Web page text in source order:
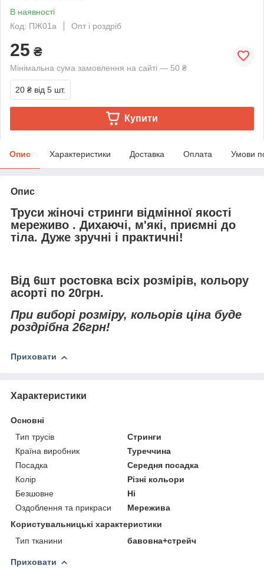
В наявності
Код: ПЖ01а
Опт і роздріб
25 ₴
Мінімальна сума замовлення на сайті — 50 ₴
20 ₴ від 5 шт.
Купити
Опис Характеристики Доставка Оплата Умови
Опис
Труси жіночі стринги відмінної якості
мереживо . Дихаючі, м'які, приємні до
тіла. Дуже зручні і практичні!
Від 6шт ростовка всіх розмірів, кольору
асорті по 20грн.
При виборі розміру, кольорів ціна буде
роздрібна 26грн!
Приховати
Характеристики
Основні
Тип трусів
Стринги
Країна виробник
Туреччина
Посадка
Середня посадка
Колір
Різні кольори
Безшовне
Ні
Оздоблення та прикраси
Мережива
Користувальницькі характеристики
Тип тканини
бавовна+стрейч
Приховати